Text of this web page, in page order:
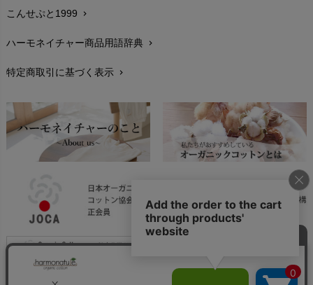
お手入れについて
レビューを書こうchevron_right
返品交換chevron_right
FAXでのご注文
お問い合わせchevron_right
こんせぷと1999 chevron_right
ハーモネイチャー商品用語辞典 chevron_right
特定商取引に基づく表示 chevron_right